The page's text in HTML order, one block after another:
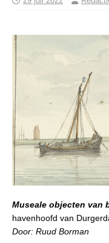
Museale objecten van
havenhoofd van
Door: Ruud Borman